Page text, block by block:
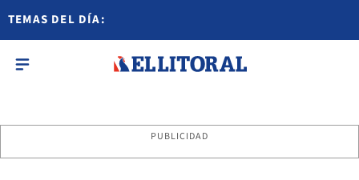
TEMAS DEL DÍA:
PUBLICIDAD